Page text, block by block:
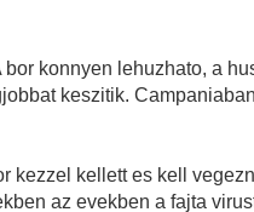
konnyen lehuzhato, a
keszitik.
kezzel kellett es kell
az evekben a fajta